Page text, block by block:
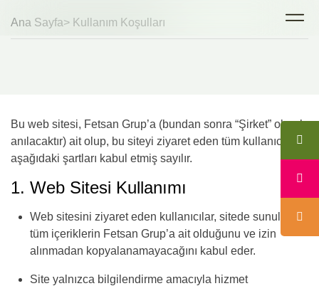
Ana Sayfa> Kullanım Koşulları
Bu web sitesi, Fetsan Grup’a (bundan sonra “Şirket” olarak
anılacaktır) ait olup, bu siteyi ziyaret eden tüm kullanıcılar
aşağıdaki şartları kabul etmiş sayılır.
1. Web Sitesi Kullanımı
Web sitesini ziyaret eden kullanıcılar, sitede sunulan
tüm içeriklerin Fetsan Grup’a ait olduğunu ve izin
alınmadan kopyalanamayacağını kabul eder.
Site yalnızca bilgilendirme amacıyla hizmet